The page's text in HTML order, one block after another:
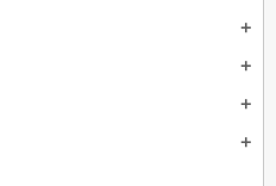
add
add
add
add